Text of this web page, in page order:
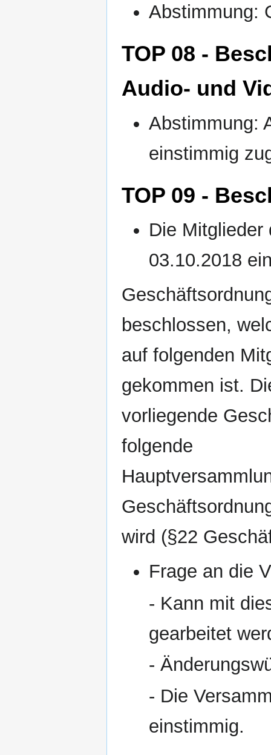
Abstimmung:
TOP 08 -
Audio- und
Abstimmung:
einstimmig
TOP 09 -
Die Mitglieder
03.10.2018
beschlossen,
auf folgenden
gekommen ist.
vorliegende
folgende
wird (§22
Frage an die
- Kann mit
gearbeitet
-
- Die
einstimmig.